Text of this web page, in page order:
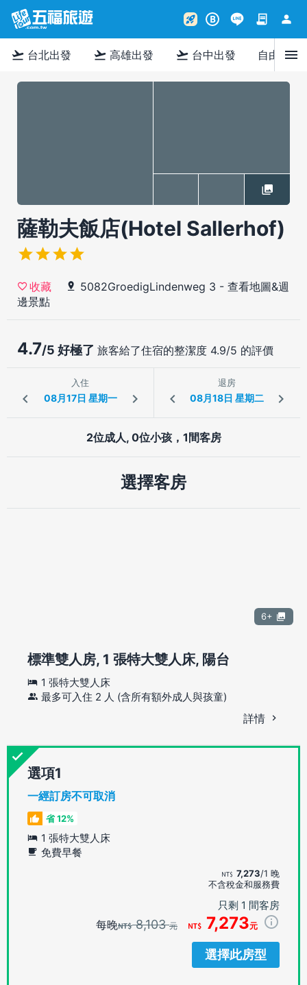
rocket_launch B contract person
flight_takeoff 台北出發 flight_takeoff 高雄出發 flight_takeoff 台中出發 自由行menu
薩勒夫飯店(Hotel Sallerhof)
收藏 5082GroedigLindenweg 3 - 查看地圖&週
邊景點
4.7/5 好極了 旅客給了住宿的整潔度 4.9/5 的評價
入住 退房
2位成人, 0位小孩，1間客房
選擇客房
6+
標準雙人房, 1 張特大雙人床, 陽台
1 張特大雙人床
最多可入住 2 人 (含所有額外成人與孩童)
詳情
選項
一經訂房不可取消
省 12%
1 張特大雙人床
免費早餐
7,273/1 晚
不含稅金和服務費
只剩 1 間客房
每晚 8,103元 7,273元
選擇此房型